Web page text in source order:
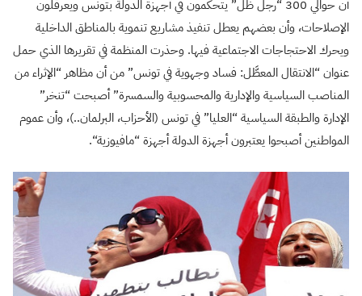
أن حوالي 300 “رجل ظل” يتحكمون في أجهزة الدولة بتونس ويعرقلون
الإصلاحات، وأن بعضهم يعطل تنفيذ مشاريع تنموية بالمناطق الداخلية
ويحرك الاحتجاجات الاجتماعية فيها. وحذرت المنظمة في تقريرها الذي حمل
عنوان “الانتقال المعطَّل: فساد وجهوية في تونس” من أن مظاهر “الإثراء من
المناصب السياسية والإدارية والمحسوبية والسمسرة” أصبحت “تنخر”
الإدارة والطبقة السياسية “العليا” في تونس (الأحزاب، البرلمان..)، وأن عموم
المواطنين أصبحوا يعتبرون أجهزة الدولة أجهزة “مافيوزية“.